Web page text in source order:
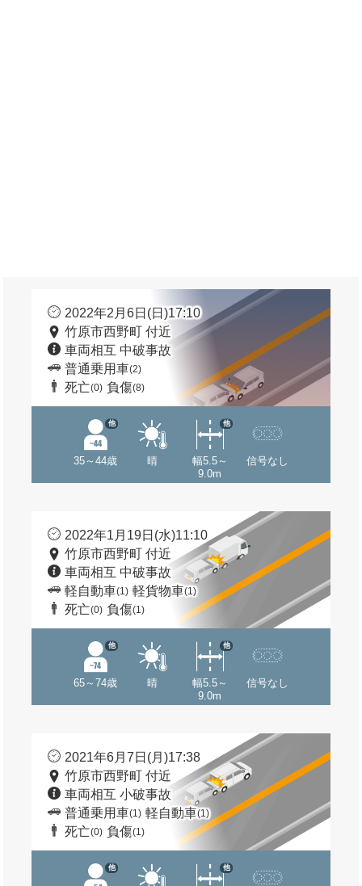
2022年2月6日(日)17:10
竹原市西野町 付近
車両相互 中破事故
普通乗用車(2)
死亡(0) 負傷(8)
35～44歳
他
晴
幅5.5～
9.0m
他
信号なし
2022年1月19日(水)11:10
竹原市西野町 付近
車両相互 中破事故
軽自動車(1) 軽貨物車(1)
死亡(0) 負傷(1)
65～74歳
他
晴
幅5.5～
9.0m
他
信号なし
2021年6月7日(月)17:38
竹原市西野町 付近
車両相互 小破事故
普通乗用車(1) 軽自動車(1)
死亡(0) 負傷(1)
他 他